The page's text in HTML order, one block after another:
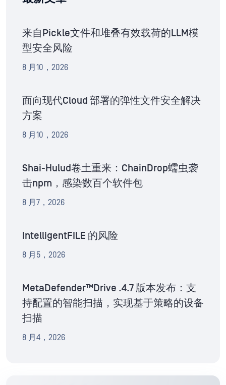
来自Pickle文件和堆叠有效载荷的LLM模
型安全风险
8 月10，2026
面向现代Cloud 部署的弹性文件安全解决
方案
8 月10，2026
Shai-Hulud卷土重来：ChainDrop蠕虫袭
击npm，感染数百个软件包
8 月7，2026
IntelligentFILE 的风险
8 月5，2026
MetaDefender™Drive .4.7 版本发布：支
持配置的智能扫描，实现基于策略的设备
扫描
8 月4，2026